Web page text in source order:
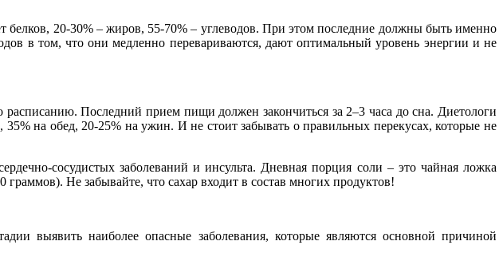
белков, 20-30% – жиров, 55-70% – углеводов. При этом последние должны быть именно
в том, что они медленно перевариваются, дают оптимальный уровень энергии и не
Последний прием пищи должен закончиться за 2–3 часа до сна. Диетологи
на обед, 20-25% на ужин. И не стоит забывать о правильных перекусах, которые не
сосудистых заболеваний и инсульта. Дневная порция соли – это чайная ложка
Не забывайте, что сахар входит в состав многих продуктов!
выявить наиболее опасные заболевания, которые являются основной причиной